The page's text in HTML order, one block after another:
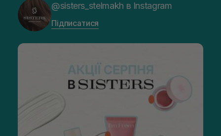
@sisters_stelmakh в Instagram
Підписатися